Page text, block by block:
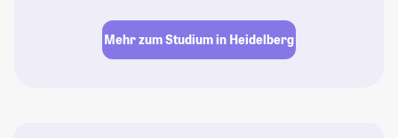
Mehr zum Studium in Heidelberg